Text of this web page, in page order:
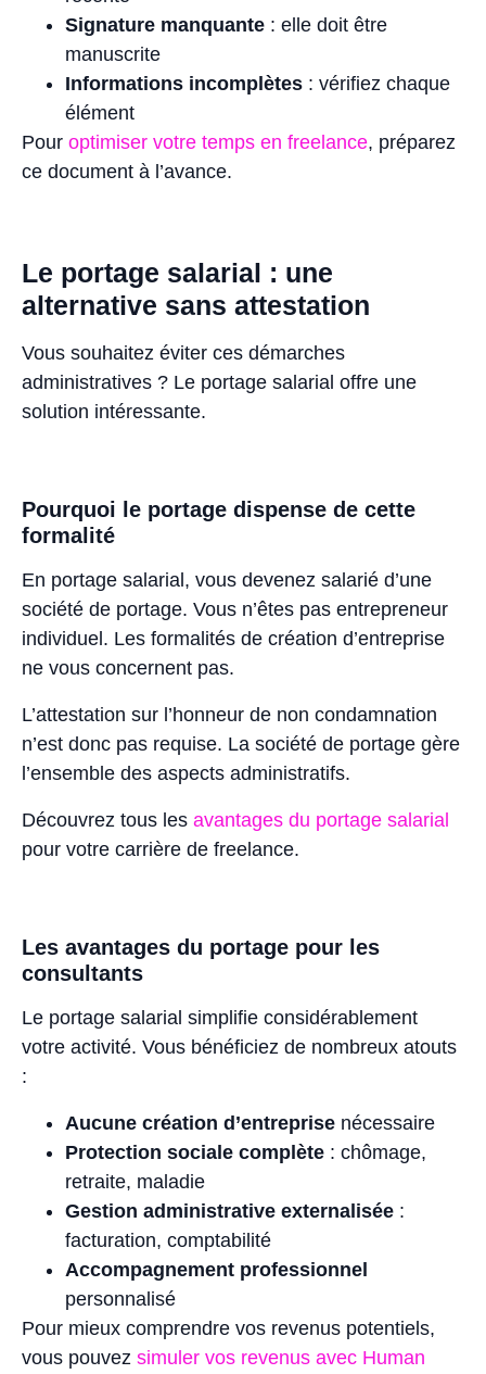
Signature manquante : elle doit être
manuscrite
Informations incomplètes : vérifiez chaque
élément
Pour optimiser votre temps en freelance, préparez
ce document à l’avance.
Le portage salarial : une
alternative sans attestation
Vous souhaitez éviter ces démarches
administratives ? Le portage salarial offre une
solution intéressante.
Pourquoi le portage dispense de cette
formalité
En portage salarial, vous devenez salarié d’une
société de portage. Vous n’êtes pas entrepreneur
individuel. Les formalités de création d’entreprise
ne vous concernent pas.
L’attestation sur l’honneur de non condamnation
n’est donc pas requise. La société de portage gère
l’ensemble des aspects administratifs.
Découvrez tous les avantages du portage salarial
pour votre carrière de freelance.
Les avantages du portage pour les
consultants
Le portage salarial simplifie considérablement
votre activité. Vous bénéficiez de nombreux atouts
:
Aucune création d’entreprise nécessaire
Protection sociale complète : chômage,
retraite, maladie
Gestion administrative externalisée :
facturation, comptabilité
Accompagnement professionnel
personnalisé
Pour mieux comprendre vos revenus potentiels,
vous pouvez simuler vos revenus avec Human